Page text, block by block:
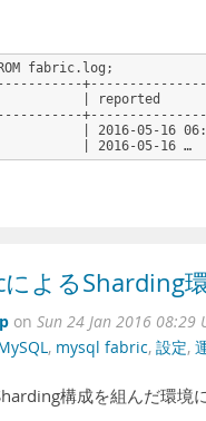
fabric.log;
| reported
| 2016-05-16
| 2016-05-16 …
によるSharding
on Sun 24 Jan 2016 08:29
, mysql fabric, 設定,
構成を組んだ環境